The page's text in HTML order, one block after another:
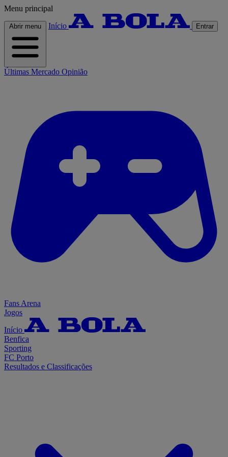
Menu principal
Abrir menu Início Entrar
Últimas Mercado Opinião
Fans Arena
Jogos
Início
Benfica
Sporting
FC Porto
Resultados e Classificações